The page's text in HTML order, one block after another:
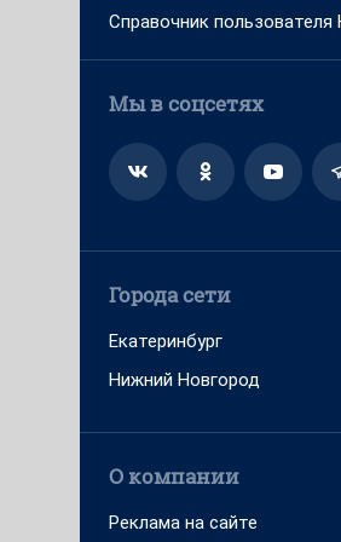
Справочник пользователя
Мы в соцсетях
Города сети
Екатеринбург
Нижний Новгород
О компании
Реклама на сайте